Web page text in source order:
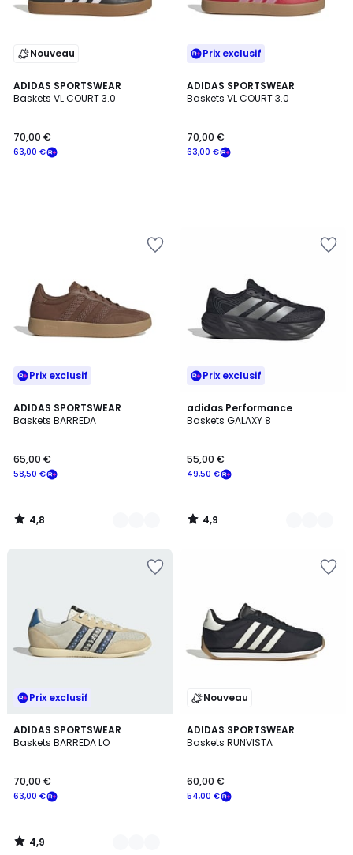
Nouveau
ADIDAS SPORTSWEAR
Baskets VL COURT 3.0
63,00 €
70,00 €
Prix exclusif
ADIDAS SPORTSWEAR
Baskets VL COURT 3.0
63,00 €
70,00 €
Prix exclusif
ADIDAS SPORTSWEAR
Baskets BARREDA
58,50 €
65,00 €
4,8
/ 5
2
Couleurs
4,8
/
Prix exclusif
adidas Performance
Baskets GALAXY 8
49,50 €
55,00 €
4,9
/ 5
2
Couleurs
4,9
/
Prix exclusif
ADIDAS SPORTSWEAR
Baskets BARREDA LO
63,00 €
70,00 €
4,9
/ 5
2
Couleurs
4,9
/
Nouveau
ADIDAS SPORTSWEAR
Baskets RUNVISTA
54,00 €
60,00 €